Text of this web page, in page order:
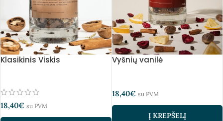
Klasikinis Viskis
18,40€ su PVM
Vyšnių vanilė
18,40€ su PVM
Į KREPŠELĮ